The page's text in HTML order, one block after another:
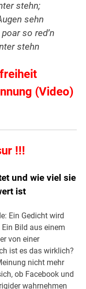
stehn;
sehn
so red’n
stehn
(Video)
!!!
und wie viel sie
ist
Ein Gedicht wird
Bild aus einem
von einer
ist es das wirklich?
nicht mehr
ob Facebook und
wahrnehmen